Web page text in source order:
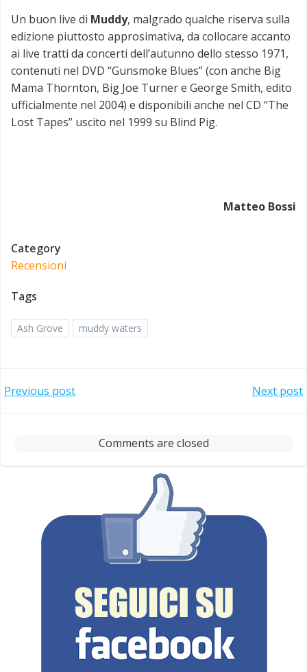
Un buon live di Muddy, malgrado qualche riserva sulla
edizione piuttosto approsimativa, da collocare accanto
ai live tratti da concerti dell’autunno dello stesso 1971,
contenuti nel DVD “Gunsmoke Blues” (con anche Big
Mama Thornton, Big Joe Turner e George Smith, edito
ufficialmente nel 2004) e disponibili anche nel CD “The
Lost Tapes” uscito nel 1999 su Blind Pig.
Matteo Bossi
Category
Recensioni
Tags
Ash Grove muddy waters
Post
navigation
Previous post
navigation
Next post
Comments are closed